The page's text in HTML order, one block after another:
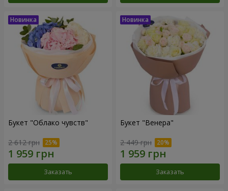
Букет "Облако чувств"
2 612 грн
Заказать
Букет "Венера"
2 449 грн
Заказать